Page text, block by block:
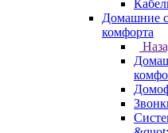
Домашние
комфорта